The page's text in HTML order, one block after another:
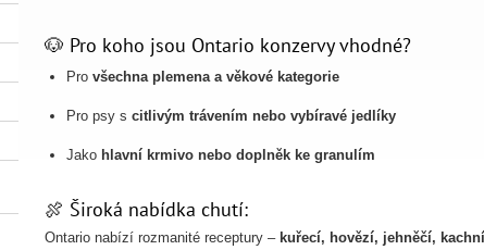
🐶 Pro koho jsou Ontario konzervy vhodné?
Pro všechna plemena a věkové kategorie
Pro psy s citlivým trávením nebo vybíravé jedlíky
Jako hlavní krmivo nebo doplněk ke granulím
🍖 Široká nabídka chutí:
Ontario nabízí rozmanité receptury – kuřecí, hovězí, jehněčí,